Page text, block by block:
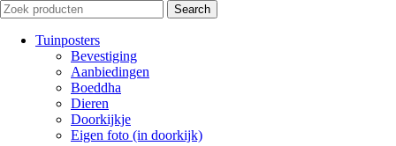
Search
Tuinposters
Bevestiging
Aanbiedingen
Boeddha
Dieren
Doorkijkje
Eigen foto (in doorkijk)